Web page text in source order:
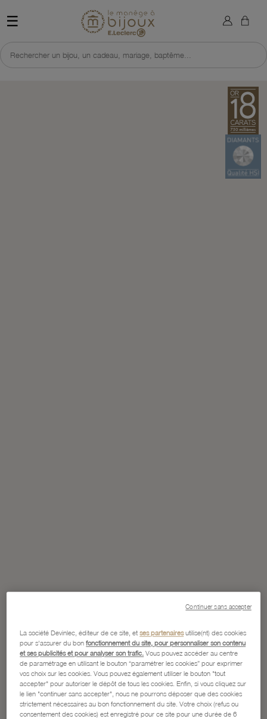
☰ Retour à l'accueil du site
Rechercher un bijou, un cadeau, mariage, baptême...
×
La société Devinlec, éditeur de ce site, etses partenairesutilise(nt) des cookies
pour s'assurer du bonfonctionnement du site, pour personnaliser son contenu
et ses publicités et pour analyser son trafic. Vous pouvez accéder au centre
de paramétrage en utilisant le bouton “paramétrer les cookies” pour exprimer
vos choix sur les cookies. Vous pouvez également utiliser le bouton "tout
accepter" pour autoriser le dépôt de tous les cookies. Enfin, si vous cliquez sur
le lien "continuer sans accepter", nous ne pourrons déposer que des cookies
strictement nécessaires au bon fonctionnement du site. Votre choix (refus ou
consentement des cookies) est enregistré pour ce site pour une durée de 6
Continuer sans accepter